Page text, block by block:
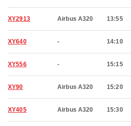
XY2913 Airbus A320 13:55
XY640 - 14:10
XY556 - 15:15
XY90 Airbus A320 15:20
XY405 Airbus A320 15:30